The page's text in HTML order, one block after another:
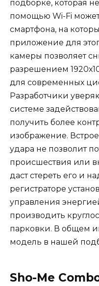
подборке, которая
помощью Wi-Fi может
смартфона, на
приложение для
камеры позволяет
разрешением
для современных
Разработчики
системе
получить более
изображение.
удара не позволит
происшествия или
даст стереть его и
регистраторе
управления
производить
парковки. В общем
модель в нашей
Sho-Me